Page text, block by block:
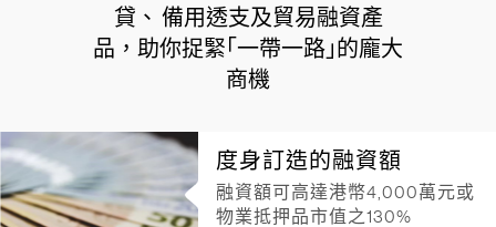
貸、 備用透支及貿易融資產
品，助你捉緊｢一帶一路｣的龐大
商機
度身訂造的融資額
融資額可高達港幣4,000萬元或
物業抵押品市值之130%